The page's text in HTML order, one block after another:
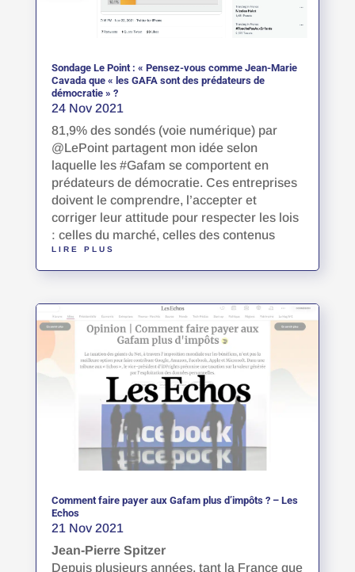
Sondage Le Point : « Pensez-vous comme Jean-Marie
Cavada que « les GAFA sont des prédateurs de
démocratie » ?
24 Nov 2021
81,9% des sondés (voie numérique) par
@LePoint partagent mon idée selon
laquelle les #Gafam se comportent en
prédateurs de démocratie. Ces entreprises
doivent le comprendre, l’accepter et
corriger leur attitude pour respecter les lois
: celles du marché, celles des contenus
LIRE PLUS
Comment faire payer aux Gafam plus d’impôts ? – Les
Echos
21 Nov 2021
Jean-Pierre Spitzer
Depuis plusieurs années, tant la France que